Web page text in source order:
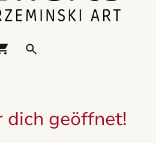
dich geöffnet!